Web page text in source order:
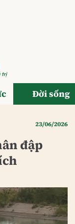
Đời sống
23/06/2026
đập